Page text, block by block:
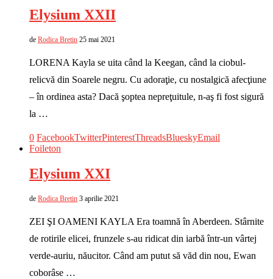
Elysium XXII
de Rodica Bretin 25 mai 2021
LORENA Kayla se uita când la Keegan, când la ciobul-
relicvă din Soarele negru. Cu adoraţie, cu nostalgică afecţiune
– în ordinea asta? Dacă şoptea nepreţuitule, n-aş fi fost sigură
la …
0 FacebookTwitterPinterestThreadsBlueskyEmail
Foileton
Elysium XXI
de Rodica Bretin 3 aprilie 2021
ZEI ŞI OAMENI KAYLA Era toamnă în Aberdeen. Stârnite
de rotirile elicei, frunzele s-au ridicat din iarbă într-un vârtej
verde-auriu, năucitor. Când am putut să văd din nou, Ewan
coborâse …